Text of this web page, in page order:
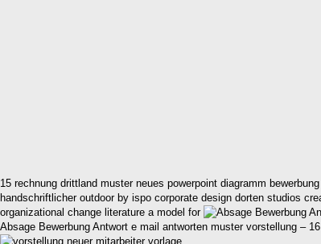
15 rechnung drittland muster neues powerpoint diagramm
handschriftlicher outdoor by ispo corporate design dorten studios
organizational change literature a model for
Absage Bewerbung Antwort e mail antworten muster vorstellung –